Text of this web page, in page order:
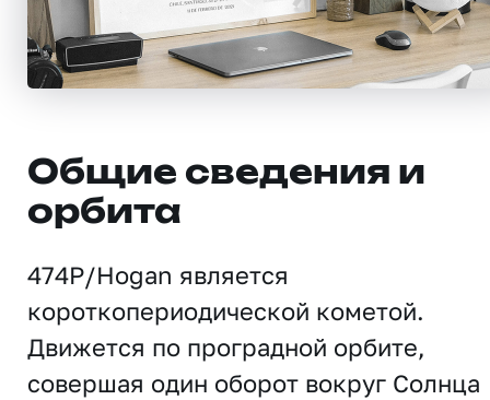
Общие сведения и
орбита
474P/Hogan является
короткопериодической кометой.
Движется по проградной орбите,
совершая один оборот вокруг Солнца